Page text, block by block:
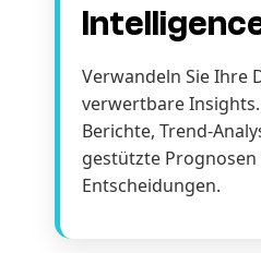
Verwandeln Sie Ihre
verwertbare
Berichte, Trend-
gestützte
Entscheidungen.